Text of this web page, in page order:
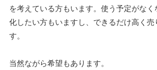
を考えている方もいます。使う予定がな
化したい方もいますし、できるだけ高く売
す。
当然ながら希望もあります。